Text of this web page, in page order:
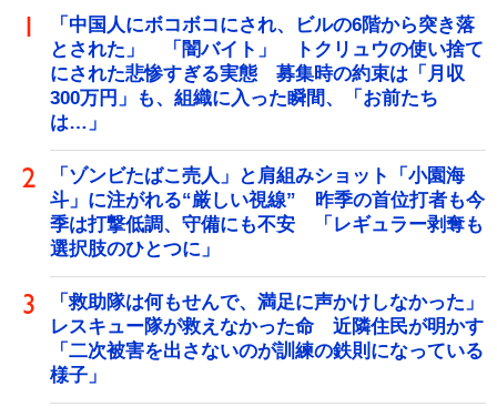
「中国人にボコボコにされ、ビルの6階から突き落
とされた」 「闇バイト」 トクリュウの使い捨て
にされた悲惨すぎる実態 募集時の約束は「月収
300万円」も、組織に入った瞬間、「お前たち
は…」
「ゾンビたばこ売人」と肩組みショット「小園海
斗」に注がれる“厳しい視線” 昨季の首位打者も今
季は打撃低調、守備にも不安 「レギュラー剥奪も
選択肢のひとつに」
「救助隊は何もせんで、満足に声かけしなかった」
レスキュー隊が救えなかった命 近隣住民が明かす
「二次被害を出さないのが訓練の鉄則になっている
様子」